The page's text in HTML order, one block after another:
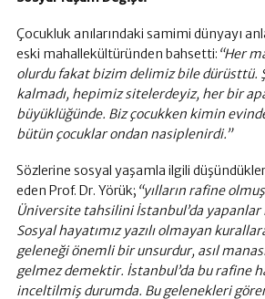
Çocukluk anılarındaki samimi dünyayı
eski mahallekültüründen bahsetti: “Her
olurdu fakat bizim delimiz bile dürüsttü.
kalmadı, hepimiz sitelerdeyiz, her bir
büyüklüğünde. Biz çocukken kimin
bütün çocuklar ondan nasiplenirdi.”
Sözlerine sosyal yaşamla ilgili
eden Prof. Dr. Yörük; “yılların rafine
Üniversite tahsilini İstanbul’da yapanlar
Sosyal hayatımız yazılı olmayan
geleneği önemli bir unsurdur, asıl
gelmez demektir. İstanbul’da bu rafine
inceltilmiş durumda. Bu gelenekleri